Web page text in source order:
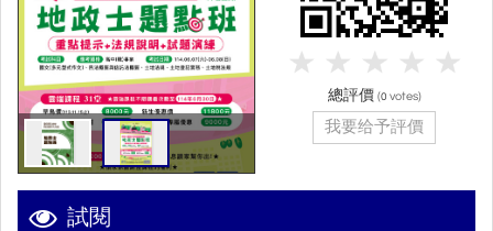
試閱
總評價 (0 votes)
我要给予評價